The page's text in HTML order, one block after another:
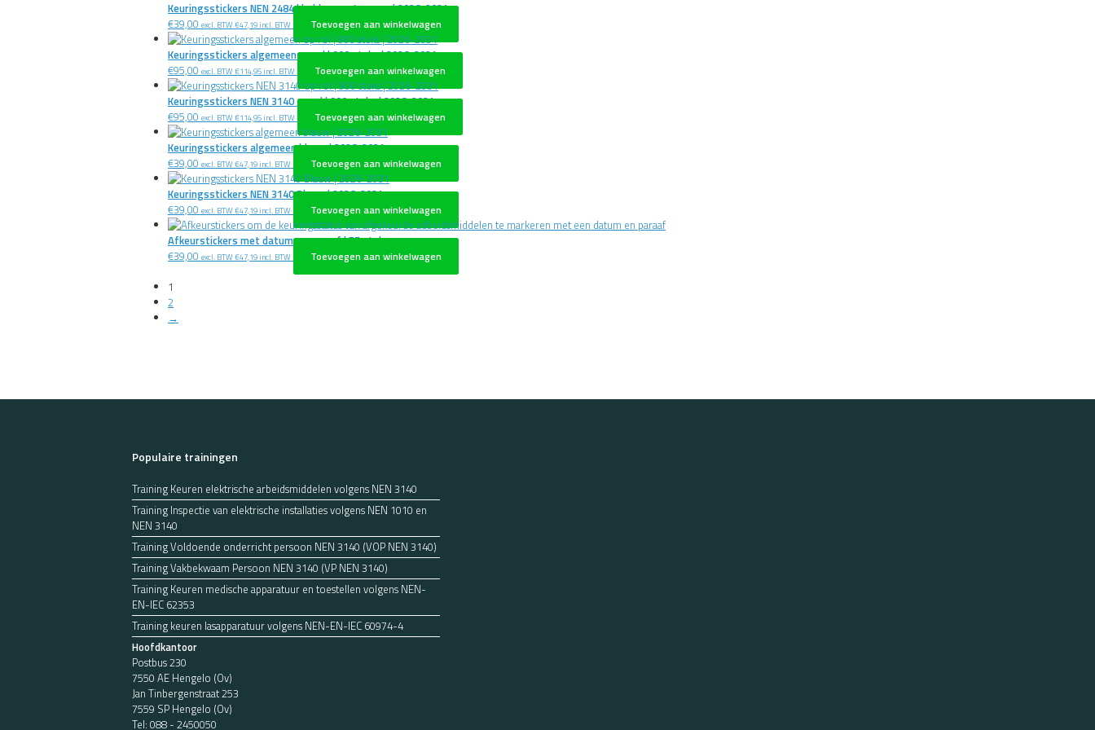
Keuringsstickers NEN 2484 | ladders en trappen | 2026-2031
€39,00 excl. BTW €47,19 incl. BTW Toevoegen aan winkelwagen
Keuringsstickers algemeen op rol | 900 stuks | 2026-2031
€95,00 excl. BTW €114,95 incl. BTW Toevoegen aan winkelwagen
Keuringsstickers NEN 3140 op rol | 900 stuks | 2026-2031
€95,00 excl. BTW €114,95 incl. BTW Toevoegen aan winkelwagen
Keuringsstickers algemeen blauw | 2026-2031
€39,00 excl. BTW €47,19 incl. BTW Toevoegen aan winkelwagen
Keuringsstickers NEN 3140 Blauw | 2026-2031
€39,00 excl. BTW €47,19 incl. BTW Toevoegen aan winkelwagen
Afkeurstickers met datum en paraaf | 75 stuks
€39,00 excl. BTW €47,19 incl. BTW Toevoegen aan winkelwagen
1
2
→
Populaire trainingen
Training Keuren elektrische arbeidsmiddelen volgens NEN 3140
Training Inspectie van elektrische installaties volgens NEN 1010 en
NEN 3140
Training Voldoende onderricht persoon NEN 3140 (VOP NEN 3140)
Training Vakbekwaam Persoon NEN 3140 (VP NEN 3140)
Training Keuren medische apparatuur en toestellen volgens NEN-
EN-IEC 62353
Training keuren lasapparatuur volgens NEN-EN-IEC 60974-4
Hoofdkantoor
Postbus 230
7550 AE Hengelo (Ov)
Jan Tinbergenstraat 253
7559 SP Hengelo (Ov)
Tel: 088 - 2450050